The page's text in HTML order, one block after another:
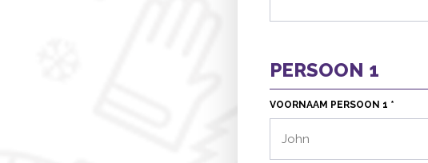
PERSOON 1
VOORNAAM PERSOON 1 *